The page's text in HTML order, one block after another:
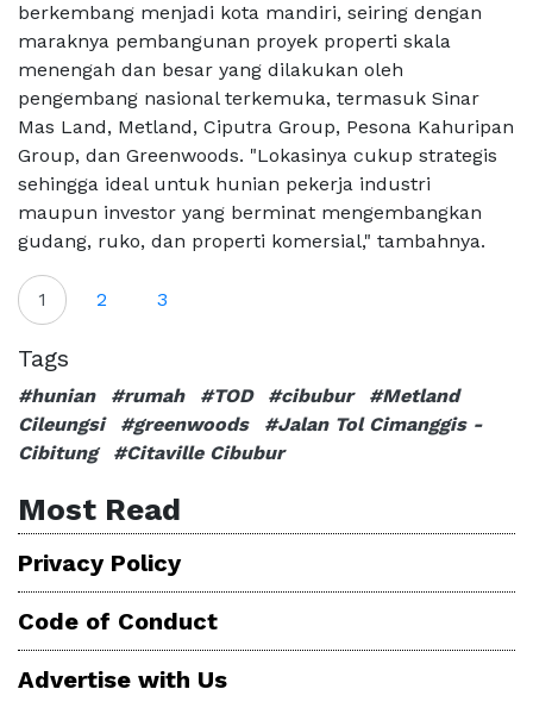
berkembang menjadi kota mandiri, seiring dengan
maraknya pembangunan proyek properti skala
menengah dan besar yang dilakukan oleh
pengembang nasional terkemuka, termasuk Sinar
Mas Land, Metland, Ciputra Group, Pesona Kahuripan
Group, dan Greenwoods. "Lokasinya cukup strategis
sehingga ideal untuk hunian pekerja industri
maupun investor yang berminat mengembangkan
gudang, ruko, dan properti komersial," tambahnya.
1 2 3
Tags
#hunian #rumah #TOD #cibubur
#Metland
Cileungsi
#greenwoods
#Jalan Tol Cimanggis -
Cibitung
#Citaville Cibubur
Most Read
Privacy Policy
Code of Conduct
Advertise with Us